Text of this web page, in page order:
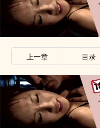
上一章 目录